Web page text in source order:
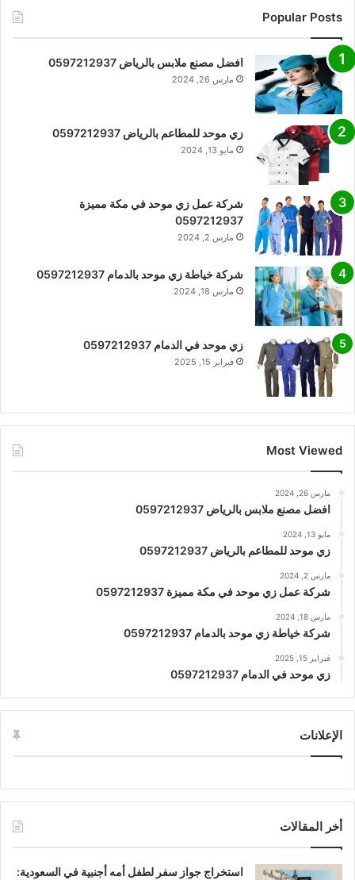
Popular Posts
افضل مصنع ملابس بالرياض 0597212937
مارس 26, 2024
زي موحد للمطاعم بالرياض 0597212937
مايو 13, 2024
شركة عمل زي موحد في مكة مميزة
0597212937
مارس 2, 2024
شركة خياطة زي موحد بالدمام 0597212937
مارس 18, 2024
زي موحد في الدمام 0597212937
فبراير 15, 2025
Most Viewed
مارس 26, 2024
افضل مصنع ملابس بالرياض 0597212937
مايو 13, 2024
زي موحد للمطاعم بالرياض 0597212937
مارس 2, 2024
شركة عمل زي موحد في مكة مميزة 0597212937
مارس 18, 2024
شركة خياطة زي موحد بالدمام 0597212937
فبراير 15, 2025
زي موحد في الدمام 0597212937
الإعلانات
أخر المقالات
استخراج جواز سفر لطفل أمه أجنبية في السعودية: